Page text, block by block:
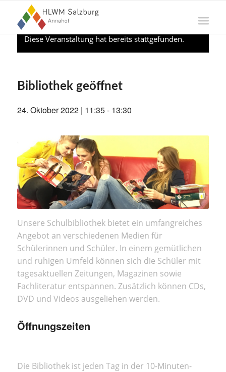
Diese Veranstaltung hat bereits stattgefunden.
Bibliothek geöffnet
24. Oktober 2022 | 11:35- 13:30
Unsere Schulbibliothek bietet ein umfangreiches
Angebot an verschiedenen Medien für
Schülerinnen und Schüler. In einem gemütlichen
und ruhigen Umfeld können sich die Schüler mit
tagesaktuellen Zeitungen, Magazinen sowie
Fachliteratur entspannen. Zusätzlich können CDs,
DVD und Videos ausgeliehen werden.
Öffnungszeiten
Die Bibliothek ist jeden Tag in der 10-Minuten-